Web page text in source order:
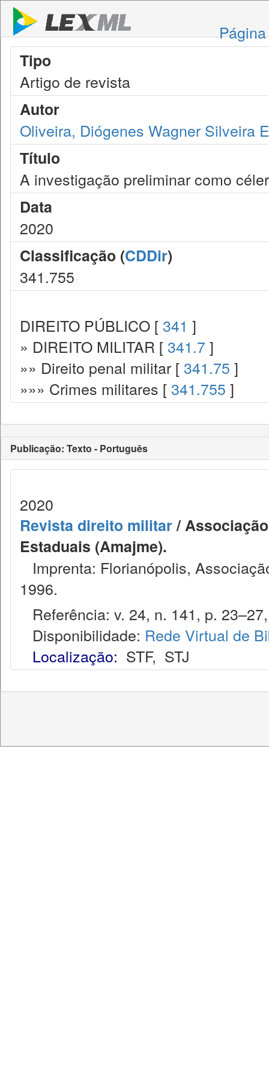
Tipo
Artigo de revista
Autor
Oliveira, Diógenes Wagner Silveira
Título
A investigação preliminar como
Data
2020
Classificação (CDDir)
341.755
DIREITO PÚBLICO [ 341 ]
» DIREITO MILITAR [ 341.7 ]
»» Direito penal militar [ 341.75 ]
»»» Crimes militares [ 341.755 ]
Publicação: Texto - Português
2020
Revista direito militar/
Estaduais (Amajme).
Imprenta: Florianópolis,
1996.
Referência: v. 24, n. 141, p.
Disponibilidade: Rede Virtual de
Localização: STF, STJ